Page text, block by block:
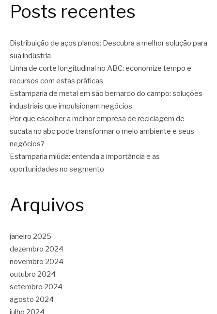
Posts recentes
Distribuição de aços planos: Descubra a melhor solução para
sua indústria
Linha de corte longitudinal no ABC: economize tempo e
recursos com estas práticas
Estamparia de metal em são bernardo do campo: soluções
industriais que impulsionam negócios
Por que escolher a melhor empresa de reciclagem de
sucata no abc pode transformar o meio ambiente e seus
negócios?
Estamparia miúda: entenda a importância e as
oportunidades no segmento
Arquivos
janeiro 2025
dezembro 2024
novembro 2024
outubro 2024
setembro 2024
agosto 2024
julho 2024